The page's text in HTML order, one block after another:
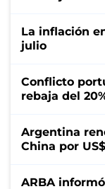
La inflación
julio
Conflicto
rebaja del
Argentina
China por
ARBA